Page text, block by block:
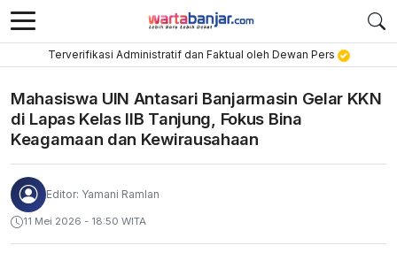
Terverifikasi Administratif dan Faktual oleh Dewan Pers
Mahasiswa UIN Antasari Banjarmasin Gelar KKN
di Lapas Kelas IIB Tanjung, Fokus Bina
Keagamaan dan Kewirausahaan
Editor: Yamani Ramlan
11 Mei 2026 - 18:50 WITA